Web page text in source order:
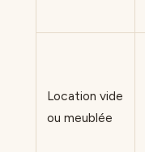
Location vide
ou meublée